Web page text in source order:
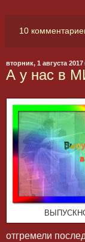
10
вторник, 1 августа 2017
А у нас в
отгремели